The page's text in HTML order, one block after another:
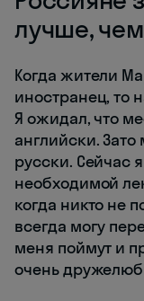
лучше,
Когда жители
иностранец, то
Я ожидал, что
английски.
русски. Сейчас
необходимой
когда никто не
всегда могу
меня поймут и
очень